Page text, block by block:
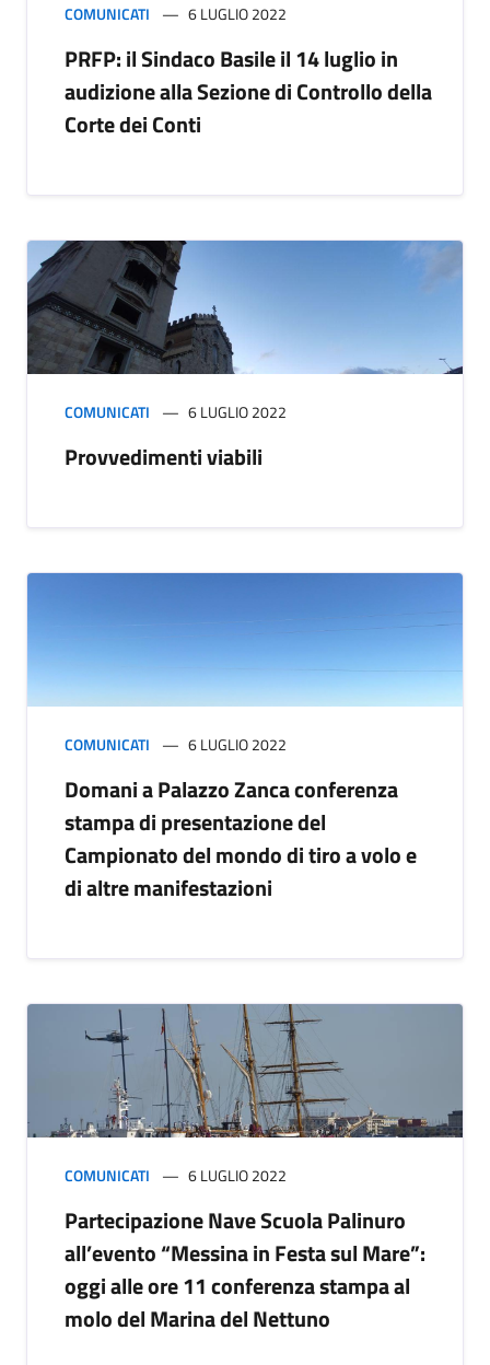
COMUNICATI 6 LUGLIO 2022
PRFP: il Sindaco Basile il 14 luglio in
audizione alla Sezione di Controllo della
Corte dei Conti
COMUNICATI 6 LUGLIO 2022
Provvedimenti viabili
COMUNICATI 6 LUGLIO 2022
Domani a Palazzo Zanca conferenza
stampa di presentazione del
Campionato del mondo di tiro a volo e
di altre manifestazioni
COMUNICATI 6 LUGLIO 2022
Partecipazione Nave Scuola Palinuro
all’evento “Messina in Festa sul Mare”:
oggi alle ore 11 conferenza stampa al
molo del Marina del Nettuno